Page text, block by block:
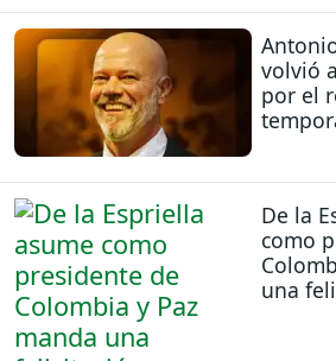
volvió
por el
De la
como
una